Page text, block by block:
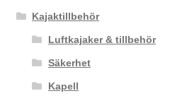
Kajaktillbehör
Luftkajaker & tillbehör
Säkerhet
Kapell